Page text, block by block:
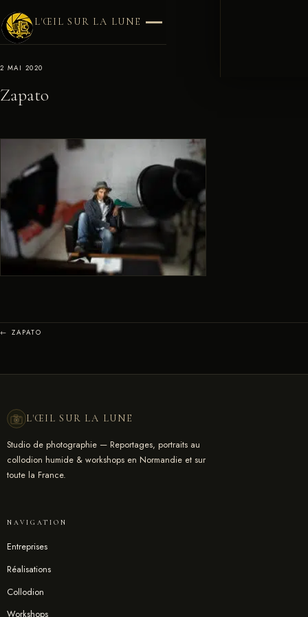
L'ŒIL SUR LA LUNE
2 MAI 2020
Zapato
← ZAPATO
L'ŒIL SUR LA LUNE
Studio de photographie — Reportages, portraits au
collodion humide & workshops en Normandie et sur
toute la France.
NAVIGATION
Entreprises
Réalisations
Collodion
Workshops